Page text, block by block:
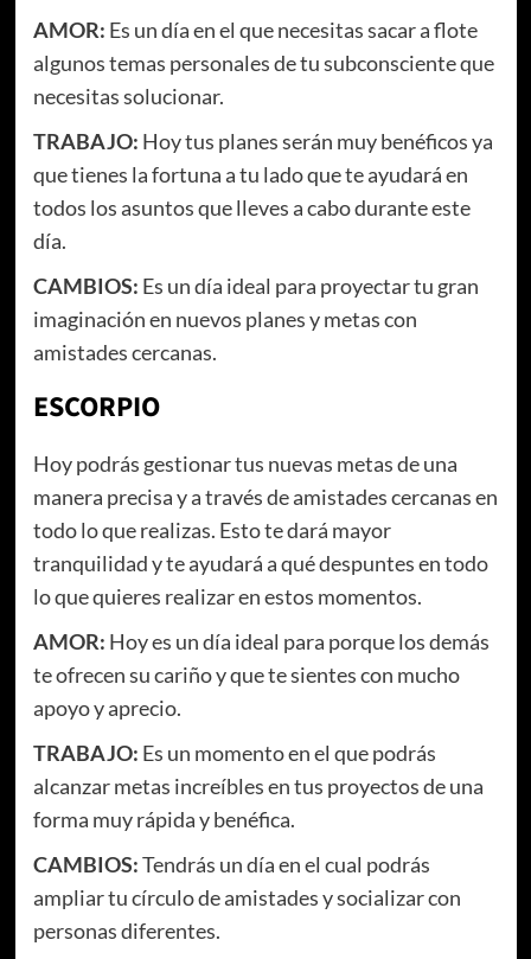
AMOR: Es un día en el que necesitas sacar a flote
algunos temas personales de tu subconsciente que
necesitas solucionar.
TRABAJO: Hoy tus planes serán muy benéficos ya
que tienes la fortuna a tu lado que te ayudará en
todos los asuntos que lleves a cabo durante este
día.
CAMBIOS: Es un día ideal para proyectar tu gran
imaginación en nuevos planes y metas con
amistades cercanas.
ESCORPIO
Hoy podrás gestionar tus nuevas metas de una
manera precisa y a través de amistades cercanas en
todo lo que realizas. Esto te dará mayor
tranquilidad y te ayudará a qué despuntes en todo
lo que quieres realizar en estos momentos.
AMOR: Hoy es un día ideal para porque los demás
te ofrecen su cariño y que te sientes con mucho
apoyo y aprecio.
TRABAJO: Es un momento en el que podrás
alcanzar metas increíbles en tus proyectos de una
forma muy rápida y benéfica.
CAMBIOS:Tendrás un día en el cual podrás
ampliar tu círculo de amistades y socializar con
personas diferentes.